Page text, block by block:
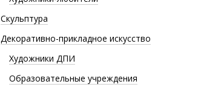
Скульптура
Декоративно-прикладное искусство
Художники ДПИ
Образовательные учреждения